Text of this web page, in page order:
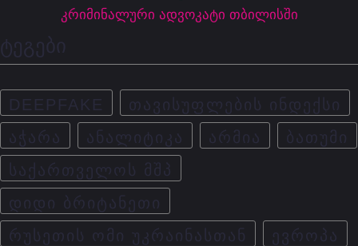
კრიმინალური ადვოკატი თბილისში
ტეგები
DEEPFAKE
ᲗᲐᲕᲘᲡᲣᲤᲚᲔᲑᲘᲡ ᲘᲜᲓᲔᲥᲡᲘ
ᲐᲭᲐᲠᲐ
ᲐᲜᲐᲚᲘᲢᲘᲙᲐ ᲐᲠᲛᲘᲐ
ᲑᲐᲗᲣᲛᲘ
ᲡᲐᲥᲐᲠᲗᲕᲔᲚᲝᲡ ᲛᲨᲞ
ᲓᲘᲓᲘ ᲑᲠᲘᲢᲐᲜᲔᲗᲘ
ᲠᲣᲡᲔᲗᲘᲡ ᲝᲛᲘ ᲣᲙᲠᲐᲘᲜᲐᲡᲗᲐᲜ
ᲔᲕᲠᲝᲞᲐ